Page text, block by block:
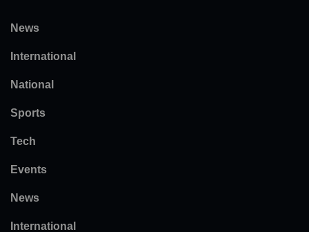
News
International
National
Sports
Tech
Events
News
International